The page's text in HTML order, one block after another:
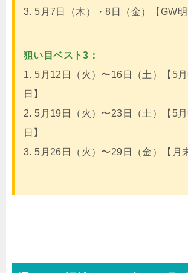
3. 5月7日（木）・8日（金）【GW明
狙い目ベスト3：
1. 5月12日（火）〜16日（土）【5
日】
2. 5月19日（火）〜23日（土）【5
日】
3. 5月26日（火）〜29日（金）【月